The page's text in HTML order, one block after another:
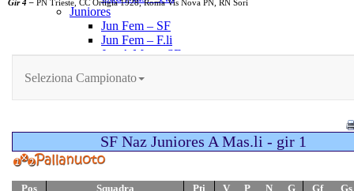
Juniores
Jun Fem – SF
Jun Fem – F.li
Jun A Mas – SF
Jun B Mas – SF
All Fem – F.li
All A-B Mas – OF
All A Mas – QF
All A Mas – SF
Gir 4 – PN Trieste, CC Ortigia 1928, Roma Vis Nova PN, RN Sori